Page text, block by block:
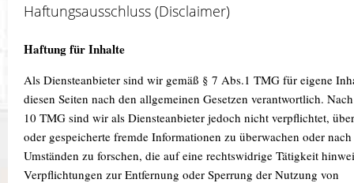
Haftungsausschluss (Disclaimer)
Haftung für Inhalte
Als Diensteanbieter sind wir gemäß § 7 Abs.1 TMG für eigene
diesen Seiten nach den allgemeinen Gesetzen verantwortlich.
10 TMG sind wir als Diensteanbieter jedoch nicht verpflichtet,
oder gespeicherte fremde Informationen zu überwachen oder nach
Umständen zu forschen, die auf eine rechtswidrige Tätigkeit
Verpflichtungen zur Entfernung oder Sperrung der Nutzung von